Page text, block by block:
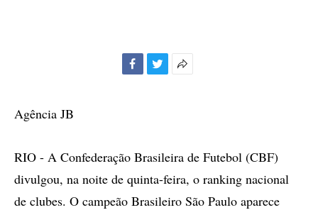
Agência JB
RIO - A Confederação Brasileira de Futebol (CBF)
divulgou, na noite de quinta-feira, o ranking nacional
de clubes. O campeão Brasileiro São Paulo aparece